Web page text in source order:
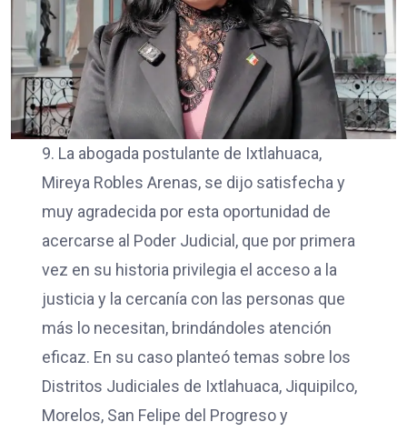
9. La abogada postulante de Ixtlahuaca,
Mireya Robles Arenas, se dijo satisfecha y
muy agradecida por esta oportunidad de
acercarse al Poder Judicial, que por primera
vez en su historia privilegia el acceso a la
justicia y la cercanía con las personas que
más lo necesitan, brindándoles atención
eficaz. En su caso planteó temas sobre los
Distritos Judiciales de Ixtlahuaca, Jiquipilco,
Morelos, San Felipe del Progreso y